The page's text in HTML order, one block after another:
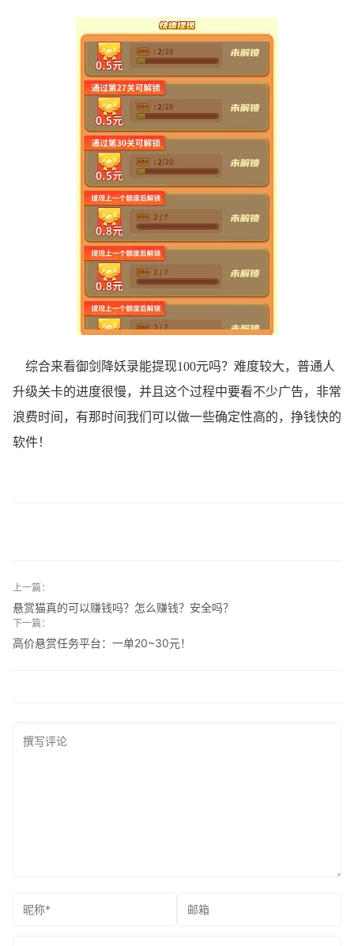
综合来看御剑降妖录能提现100元吗？难度较大，普通人
升级关卡的进度很慢，并且这个过程中要看不少广告，非常
浪费时间，有那时间我们可以做一些确定性高的，挣钱快的
软件！
上一篇：
悬赏猫真的可以赚钱吗？怎么赚钱？安全吗？
下一篇：
高价悬赏任务平台：一单20~30元！